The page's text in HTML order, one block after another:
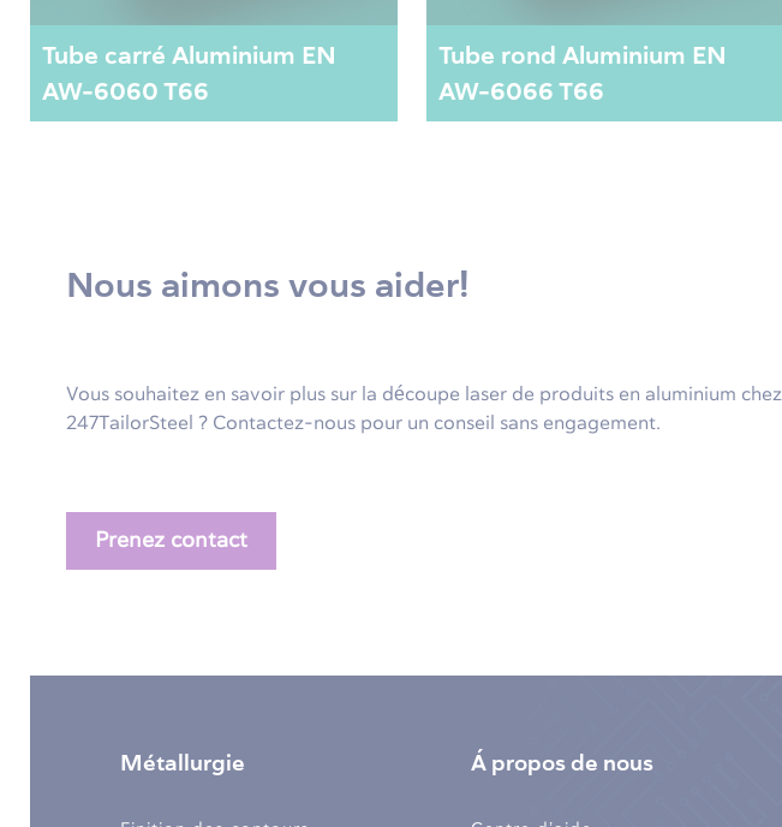
Tube carré Aluminium EN
AW-6060 T66
Tube rond Aluminium EN
AW-6066 T66
Nous aimons vous aider!
Vous souhaitez en savoir plus sur la découpe laser de produits en aluminium chez
247TailorSteel ? Contactez-nous pour un conseil sans engagement.
Prenez contact
Métallurgie Á propos de nous